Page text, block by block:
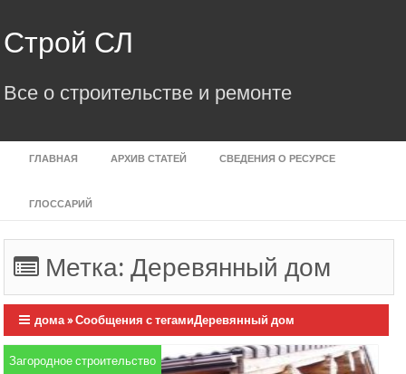
to
content
Строй СЛ
Все о строительстве и ремонте
ГЛАВНАЯ АРХИВ СТАТЕЙ СВЕДЕНИЯ О РЕСУРСЕ
ГЛОССАРИЙ
Метка:Деревянный дом
дома»Сообщения с тегамиДеревянный дом
Загородное строительство